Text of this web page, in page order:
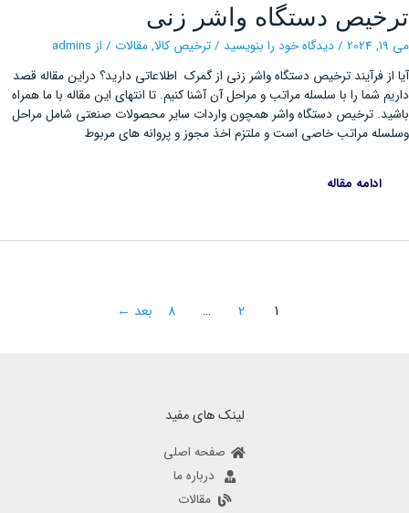
دستگاه واشر زنی
/دیدگاه‌ خود را بنویسید/ترخیص کالا ,مقالات/ از admins
فرآیند ترخیص دستگاه واشر زنی از گمرک اطلاعاتی دارید؟ دراین مقاله قصد
شما را با سلسله مراتب و مراحل آن آشنا کنیم. تا انتهای این مقاله با ما همراه
ترخیص دستگاه واشر همچون واردات سایر محصولات صنعتی شامل مراحل
مراتب خاصی است و ملتزم اخذ مجوز و پروانه های مربوط
دستگاه
واشر
زنی
ادامه مقاله
بعد←
لینک های مفید
صفحه اصلی
درباره ما
مقالات